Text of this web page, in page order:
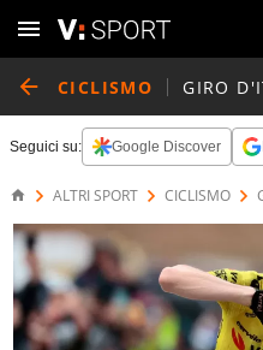
CICLISMO GIRO
Seguici su: Google Discover
ALTRI SPORT CICLISMO